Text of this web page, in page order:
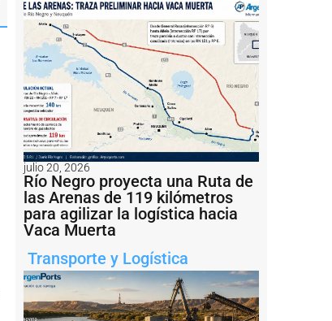
julio 20, 2026
Río Negro proyecta una Ruta de
las Arenas de 119 kilómetros
para agilizar la logística hacia
Vaca Muerta
Transporte y Logística